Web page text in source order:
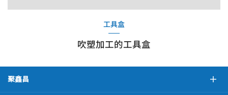
工具盒
吹塑加工的工具盒
聚鑫昌